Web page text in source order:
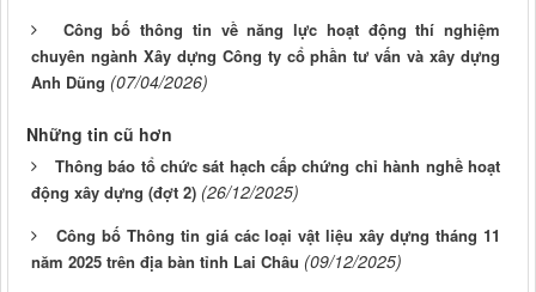
Công bố thông tin về năng lực hoạt động thí nghiệm
chuyên ngành Xây dựng Công ty cổ phần tư vấn và xây dựng
Anh Dũng (07/04/2026)
Những tin cũ hơn
Thông báo tổ chức sát hạch cấp chứng chỉ hành nghề hoạt
động xây dựng (đợt 2) (26/12/2025)
Công bố Thông tin giá các loại vật liệu xây dựng tháng 11
năm 2025 trên địa bàn tỉnh Lai Châu (09/12/2025)